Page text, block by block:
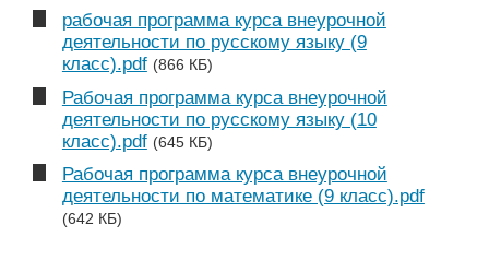
рабочая программа курса внеурочной
деятельности по русскому языку (9
класс).pdf (866 КБ)
Рабочая программа курса внеурочной
деятельности по русскому языку (10
класс).pdf (645 КБ)
Рабочая программа курса внеурочной
деятельности по математике (9 класс).pdf
(642 КБ)